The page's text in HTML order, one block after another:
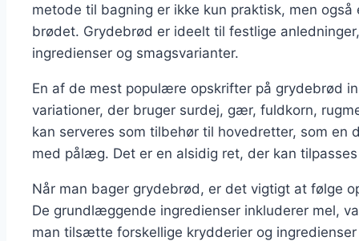
metode til bagning er ikke kun praktisk, men
brødet. Grydebrød er ideelt til festlige
ingredienser og smagsvarianter.
En af de mest populære opskrifter på grydebrød
variationer, der bruger surdej, gær, fuldkorn,
kan serveres som tilbehør til hovedretter, som en
med pålæg. Det er en alsidig ret, der kan
Når man bager grydebrød, er det vigtigt at følge
De grundlæggende ingredienser inkluderer mel,
man tilsætte forskellige krydderier og